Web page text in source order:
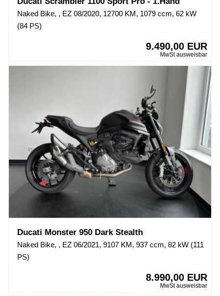
Naked Bike, , EZ 08/2020, 12700 KM, 1079 ccm, 62 kW
(84 PS)
9.490,00 EUR
MwSt ausweisbar
Ducati Monster 950 Dark Stealth
Naked Bike, , EZ 06/2021, 9107 KM, 937 ccm, 82 kW (111
PS)
8.990,00 EUR
MwSt ausweisbar